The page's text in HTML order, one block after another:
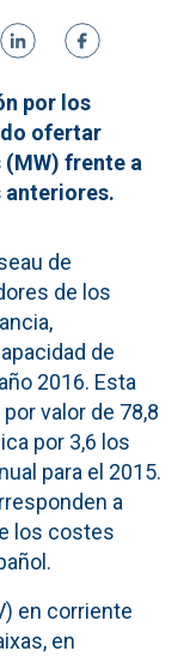
por los
ofertar
frente a
anteriores.
de
de los
de
2016. Esta
valor de 78,8
por 3,6 los
para el 2015.
a
los costes
en corriente
en